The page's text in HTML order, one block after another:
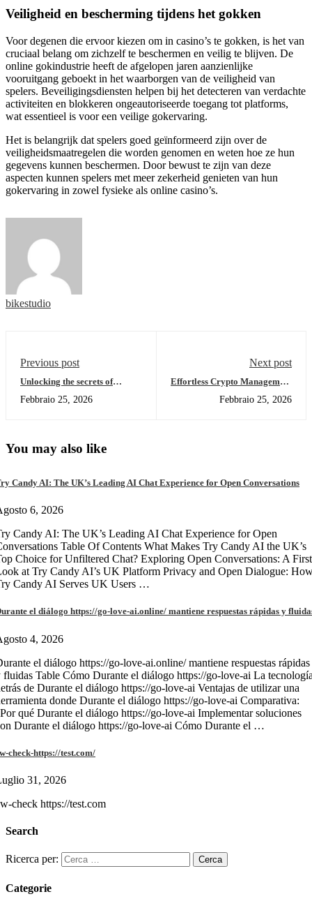
Veiligheid en bescherming tijdens het gokken
Voor degenen die ervoor kiezen om in casino’s te gokken, is het van
cruciaal belang om zichzelf te beschermen en veilig te blijven. De
online gokindustrie heeft de afgelopen jaren aanzienlijke
vooruitgang geboekt in het waarborgen van de veiligheid van
spelers. Beveiligingsdiensten helpen bij het detecteren van verdachte
activiteiten en blokkeren ongeautoriseerde toegang tot platforms,
wat essentieel is voor een veilige gokervaring.
Het is belangrijk dat spelers goed geïnformeerd zijn over de
veiligheidsmaatregelen die worden genomen en weten hoe ze hun
gegevens kunnen beschermen. Door bewust te zijn van deze
aspecten kunnen spelers met meer zekerheid genieten van hun
gokervaring in zowel fysieke als online casino’s.
bikestudio
Previous post
Unlocking the secrets of
Febbraio 25, 2026
Next post
Effortless Crypto Management
Febbraio 25, 2026
You may also like
Candy AI: The UK’s Leading AI Chat Experience for Open Conversations
6, 2026
Candy AI: The UK’s Leading AI Chat Experience for Open
Table Of Contents What Makes Try Candy AI the UK’s
Choice for Unfiltered Chat? Exploring Open Conversations: A First
at Try Candy AI’s UK Platform Privacy and Open Dialogue:
Candy AI Serves UK Users …
el diálogo https://go-love-ai.online/ mantiene respuestas rápidas y
4, 2026
el diálogo https://go-love-ai.online/ mantiene respuestas rápidas
fluidas Table Cómo Durante el diálogo https://go-love-ai La
de Durante el diálogo https://go-love-ai Ventajas de utilizar una
donde Durante el diálogo https://go-love-ai Comparativa:
qué Durante el diálogo https://go-love-ai Implementar soluciones
Durante el diálogo https://go-love-ai Cómo Durante el …
check-https://test.com/
31, 2026
check https://test.com
Search
Ricerca per:
Categorie